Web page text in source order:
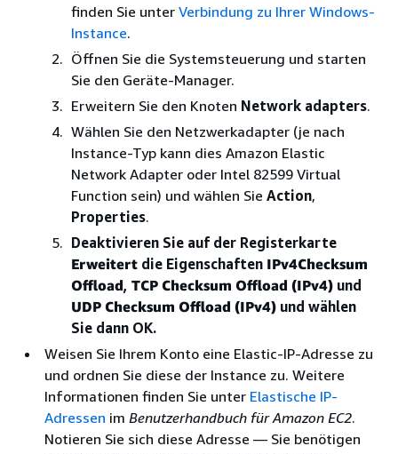
finden Sie unter Verbindung zu Ihrer Windows-
Instance.
Öffnen Sie die Systemsteuerung und starten
Sie den Geräte-Manager.
Erweitern Sie den Knoten Network adapters.
Wählen Sie den Netzwerkadapter (je nach
Instance-Typ kann dies Amazon Elastic
Network Adapter oder Intel 82599 Virtual
Function sein) und wählen Sie Action,
Properties.
Deaktivieren Sie auf der Registerkarte
Erweitert die Eigenschaften IPv4Checksum
Offload, TCP Checksum Offload (IPv4) und
UDP Checksum Offload (IPv4) und wählen
Sie dann OK.
Weisen Sie Ihrem Konto eine Elastic-IP-Adresse zu
und ordnen Sie diese der Instance zu. Weitere
Informationen finden Sie unter Elastische IP-
Adressen im Benutzerhandbuch für Amazon EC2.
Notieren Sie sich diese Adresse — Sie benötigen